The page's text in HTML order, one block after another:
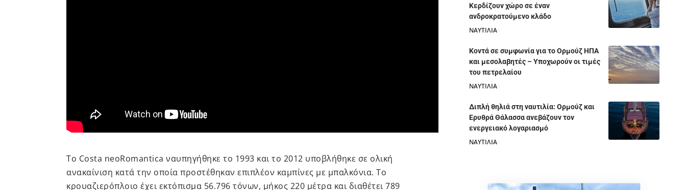
Το Costa neoRomantica ναυπηγήθηκε το 1993 και το 2012 υποβλήθηκε σε ολική
ανακαίνιση κατά την οποία προστέθηκαν επιπλέον καμπίνες με μπαλκόνια. Το
κρουαζιερόπλοιο έχει εκτόπισμα 56.796 τόνων, μήκος 220 μέτρα και διαθέτει 789
Κερδίζουν χώρο σε έναν
ανδροκρατούμενο κλάδο
ΝΑΥΤΙΛΙΑ
Κοντά σε συμφωνία για το Ορμούζ ΗΠΑ
και μεσολαβητές – Υποχωρούν οι τιμές
του πετρελαίου
ΝΑΥΤΙΛΙΑ
Διπλή θηλιά στη ναυτιλία: Ορμούζ και
Ερυθρά Θάλασσα ανεβάζουν τον
ενεργειακό λογαριασμό
ΝΑΥΤΙΛΙΑ